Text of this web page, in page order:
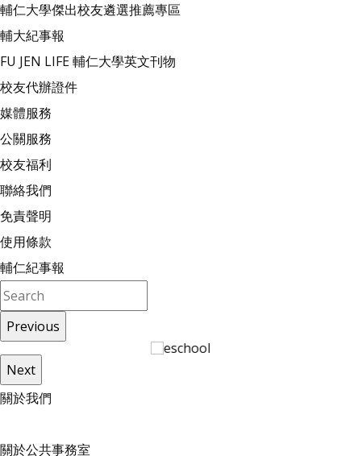
輔仁大學傑出校友遴選推薦專區
輔大紀事報
FU JEN LIFE 輔仁大學英文刊物
校友代辦證件
媒體服務
公關服務
校友福利
聯絡我們
免責聲明
使用條款
輔仁紀事報
Previous
Next
關於我們
關於公共事務室